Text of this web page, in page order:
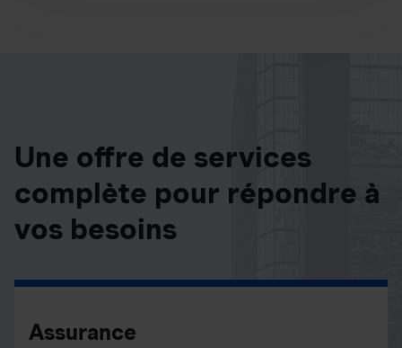
Une offre de services
complète pour répondre à
vos besoins
Assurance